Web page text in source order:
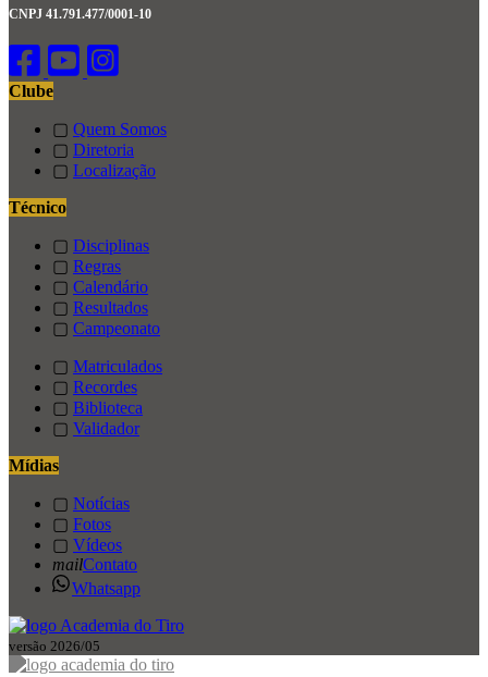
CNPJ 41.791.477/0001-10
Clube
▢ Quem Somos
▢ Diretoria
▢ Localização
Técnico
▢ Disciplinas
▢ Regras
▢ Calendário
▢ Resultados
▢ Campeonato
▢ Matriculados
▢ Recordes
▢ Biblioteca
▢ Validador
Mídias
▢ Notícias
▢ Fotos
▢ Vídeos
mailContato
Whatsapp
versão 2026/05